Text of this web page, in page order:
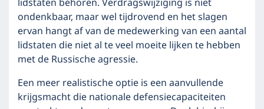
ondenkbaar, maar wel tijdrovend en het slagen
ervan hangt af van de medewerking van een aantal
lidstaten die niet al te veel moeite lijken te hebben
met de Russische agressie.
Een meer realistische optie is een aanvullende
krijgsmacht die nationale defensiecapaciteiten